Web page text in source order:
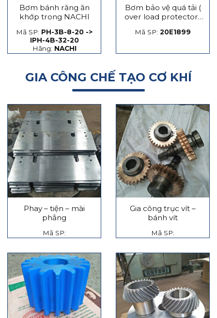
Bơm bánh răng ăn
khớp trong NACHI
Mã SP: PH-3B-8-20 ->
IPH-4B-32-20
Hãng: NACHI
Bơm bảo vệ quá tải (
over load protector)
máy dập
Mã SP: 20E1899
GIA CÔNG CHẾ TẠO CƠ KHÍ
Phay – tiện – mài
phẳng
Mã SP:
Gia công trục vít –
bánh vít
Mã SP: